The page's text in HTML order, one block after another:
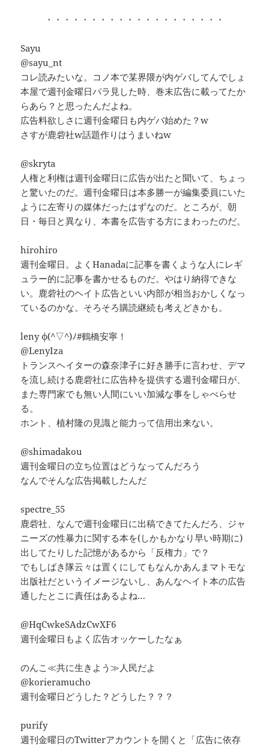
・・・・・・・・・・・・・・・・・・・・
Sayu
@sayu_nt
コレ読みたいな。コノ本で某界隈が内ゲバしてんでしょ
本屋で週刊金曜日パラ見した時、巻末広告に載ってたか
らあら？と思ったんだよね。
広告料欲しさに週刊金曜日も内ゲバ始めた？w
さすが鹿砦社w話題作りはうまいねw
@skryta
人権と利権は週刊金曜日に広告が出たと聞いて、ちょっ
と驚いたのだ。週刊金曜日は本多勝一が編集委員にいた
ように左寄りの媒体だったはずなのだ。ところが、朝
日・毎日と異なり、本書を広告する方にまわったのだ。
hirohiro
週刊金曜日。よくHanadaに記事を書くような人にレギ
ュラー的に記事を書かせるものだ。やはり納得できな
い。鹿砦社のヘイト広告といい内部が相当おかしくなっ
ているのかな。そろそろ購読継続も考えどきかも。
leny φ(^▽^)ﾉ#鶴橋安寧！
@LenyIza
トランスヘイターの森奈津子に好き勝手に言わせ、デマ
を流し続ける鹿砦社に広告枠を提供する週刊金曜日が、
また専門家でも無い人間にいい加減な事をしゃべらせ
る。
ホント、植村隆の見識と能力って信用出来ない。
@shimadakou
週刊金曜日の立ち位置はどうなってんだろう
なんでそんな広告掲載したんだ
spectre_55
鹿砦社、なんで週刊金曜日に出稿できてたんだろ、ジャ
ニーズの性暴力に関する本を(しかもかなり早い時期に)
出してたりした記憶があるから「反権力」で？
でもしばき隊云々は置くにしてもなんかあんまマトモな
出版社だというイメージないし、あんなヘイト本の広告
通したとこに責任はあるよね…
@HqCwkeSAdzCwXF6
週刊金曜日もよく広告オッケーしたなぁ
のんこ≪共に生きよう≫人民だよ
@korieramucho
週刊金曜日どうした？どうした？？？
purify
週刊金曜日のTwitterアカウントを開くと「広告に依存